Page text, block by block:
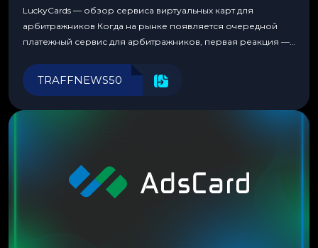
LuckyCards — обзор сервиса виртуальных карт для
арбитражников Когда на рынке появляется очередной
платежный сервис для арбитражников, первая реакция —
перестаешь воспринимать всерьез любой новый продукт,
пока тот не докажет обратное делом. LuckyCards — история
TRAFFNEWS50